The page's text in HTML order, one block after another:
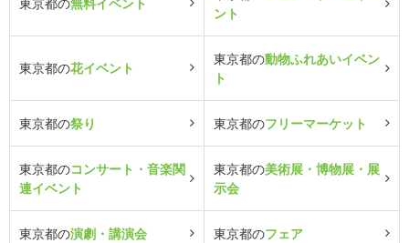
ント
東京都の花イベント
東京都の動物ふれあいイベン
ト
東京都の祭り 東京都のフリーマーケット
東京都のコンサート・音楽関
連イベント
東京都の美術展・博物展・展
示会
東京都の演劇・講演会 東京都のフェア